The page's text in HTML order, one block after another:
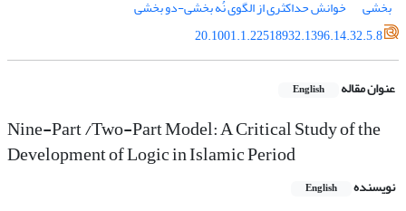
بخشی
خوانش حداکثری از الگوی نُه بخشی-دو بخشی
20.1001.1.22518932.1396.14.32.5.8
عنوان مقاله English
Nine-Part /Two-Part Model: A Critical Study of the
Development of Logic in Islamic Period
نویسنده English